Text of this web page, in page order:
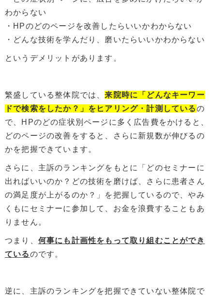
わからない
・HPのどのページを改善したらいいかわからない
・どんな技術を学んだり、磨いたらいいかわからない
というデメリットがあります。
繁盛している整体院では、来院時に「どんなキーワー
ドで検索をしたか？」をヒアリング・計測しているの
で、HPのどの症状別ページに多く広告費をかけると、
どのページの改善をすると、さらに新規数が伸びるの
かを把握できています。
さらに、主訴のランキングをもとに「どのセミナーに
出ればいいのか？どの技術を磨けば、さらに患者さん
の満足度が上がるのか？」を把握しているので、やみ
くもにセミナーに参加して、お金を浪費することもあ
りません。
つまり、 何事にも計画性をもって取り組むことができ
ているのです。
逆に、主訴のランキングを把握できていない整体院で